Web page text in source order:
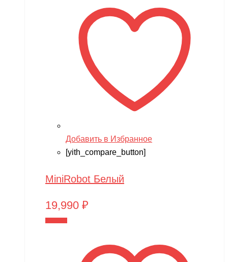
Добавить в Избранное
[yith_compare_button]
MiniRobot Белый
19,990 ₽